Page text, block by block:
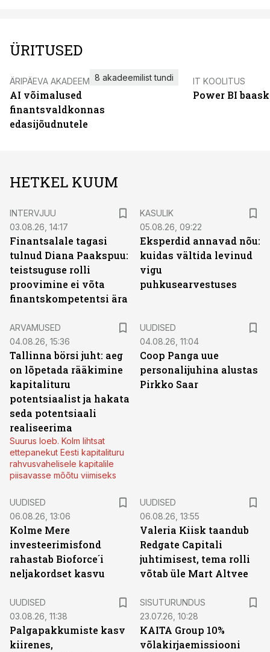
ÜRITUSED
ÄRIPÄEVA AKADEEMIA
AI võimalused
finantsvaldkonnas
edasijõudnutele
8 akadeemilist tundi IT KOOLITUS
Power BI
HETKEL KUUM
INTERVJUU
03.08.26, 14:17
Finantsalale tagasi
tulnud Diana Paakspuu:
teistsuguse rolli
proovimine ei võta
finantskompetentsi ära
KASULIK
05.08.26, 09:22
Eksperdid annavad nõu:
kuidas vältida levinud
vigu
puhkusearvestuses
ARVAMUSED
04.08.26, 15:36
Tallinna börsi juht: aeg
on lõpetada rääkimine
kapitalituru
potentsiaalist ja hakata
seda potentsiaali
realiseerima
Suurus loeb. Kolm lihtsat
ettepanekut Eesti kapitalituru
rahvusvahelisele kapitalile
piisavasse mõõtu viimiseks
UUDISED
04.08.26, 11:04
Coop Panga uue
personalijuhina alustas
Pirkko Saar
UUDISED
06.08.26, 13:06
Kolme Mere
investeerimisfond
rahastab Bioforce´i
neljakordset kasvu
UUDISED
06.08.26, 13:55
Valeria Kiisk taandub
Redgate Capitali
juhtimisest, tema rolli
võtab üle Mart Altvee
UUDISED
03.08.26, 11:38
Palgapakkumiste kasv
kiirenes,
SISUTURUNDUS
23.07.26, 10:28
KAITA Group 10%
võlakirjaemissiooni